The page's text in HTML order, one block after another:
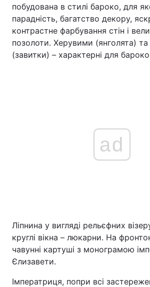
побудована в стилі бароко, для
парадність, багатство декору,
контрастне фарбування стін і
позолоти. Херувими (янголята)
(завитки) – характерні для
ad
Ліпнина у вигляді рельєфних
круглі вікна – люкарни. На
чавунні картуші з монограмою
Єлизавети.
Імператриця, попри всі